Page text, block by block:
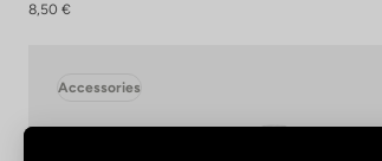
8,50 €
Accessories